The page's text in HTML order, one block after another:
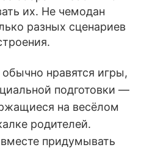
их. Не чемодан
разных сценариев
нравятся игры,
подготовки —
на весёлом
родителей.
придумывать